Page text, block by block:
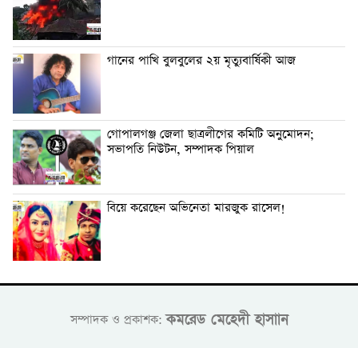
গানের পাখি বুলবুলের ২য় মৃত্যুবার্ষিকী আজ
গোপালগঞ্জ জেলা ছাত্রলীগের কমিটি অনুমোদন;
সভাপতি নিউটন, সম্পাদক পিয়াল
বিয়ে করেছেন অভিনেতা মারজুক রাসেল!
সম্পাদক ও প্রকাশক:কমরেড মেহেদী হাসাান